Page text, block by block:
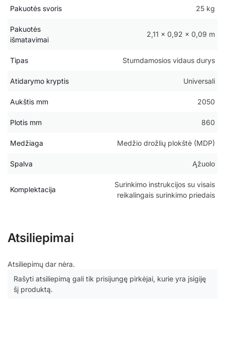
Pakuotės svoris 25 kg
Pakuotės
išmatavimai
2,11 × 0,92 × 0,09 m
Tipas Stumdamosios vidaus durys
Atidarymo kryptis Universali
Aukštis mm 2050
Plotis mm 860
Medžiaga Medžio drožlių plokštė (MDP)
Spalva Ąžuolo
Komplektacija
Surinkimo instrukcijos su visais
reikalingais surinkimo priedais
Atsiliepimai
Atsiliepimų dar nėra.
Rašyti atsiliepimą gali tik prisijungę pirkėjai, kurie yra įsigiję
šį produktą.